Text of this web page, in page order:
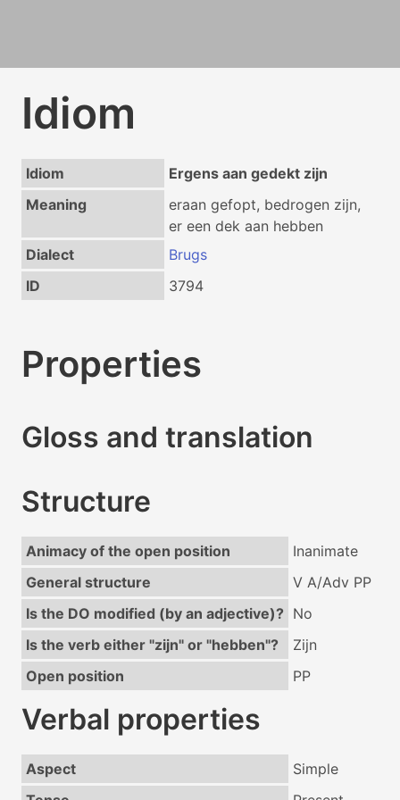
Idiom
Idiom
Ergens aan gedekt zijn
Meaning
eraan gefopt, bedrogen zijn,
er een dek aan hebben
Dialect
Brugs
ID
3794
Properties
Gloss and translation
Structure
Animacy of the open position
Inanimate
General structure
V A/Adv PP
Is the DO modified (by an adjective)? No
Is the verb either "zijn" or "hebben"?
Zijn
Open position
PP
Verbal properties
Aspect
Simple